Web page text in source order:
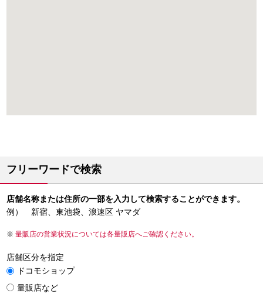
フリーワードで検索
店舗名称または住所の一部を入力して検索することができます。
例） 新宿、東池袋、浪速区 ヤマダ
量販店の営業状況については各量販店へご確認ください。
店舗区分を指定
ドコモショップ
量販店など